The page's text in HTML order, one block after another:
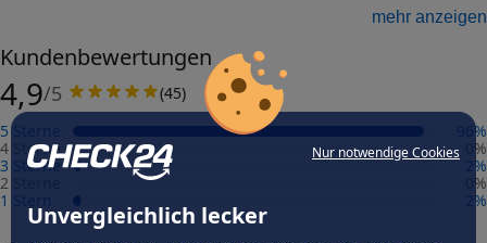
Nur notwendige Cookies
Unvergleichlich lecker
Eintragungsfrei
Freigabe
-
Gutachten Link
Fahrzeug wählen
mehr anzeigen
Kundenbewertungen
4,9/5 (45)
5 Sterne
96%
4 Sterne
%
3 Sterne
2%
2 Sterne
%
1 Stern
2%